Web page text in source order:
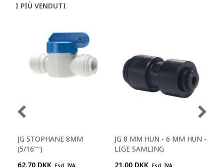
I PIÙ VENDUTI
JG STOPHANE 8MM
(5/16"")
62,70 DKK Escl. IVA
JG 8 MM HUN - 6 MM HUN -
LIGE SAMLING
21,00 DKK Escl. IVA